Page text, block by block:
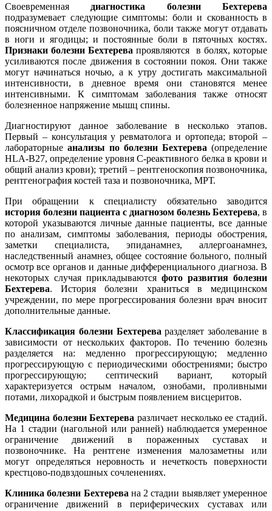
Своевременная диагностика болезни Бехтерева
подразумевает следующие симптомы: боли и скованность в
поясничном отделе позвоночника, боли также могут отдавать
в ноги и ягодицы; и постоянные боли в пяточных костях.
Признаки болезни Бехтерева проявляются в болях, которые
усиливаются после движения в состоянии покоя. Они также
могут начинаться ночью, а к утру достигать максимальной
интенсивности, в дневное время они становятся менее
интенсивными. К симптомам заболевания также относят
болезненное напряжение мышц спины.
Диагностируют данное заболевание в несколько этапов.
Первый – консультация у ревматолога и ортопеда; второй –
лабораторные анализы по болезни Бехтерева (определение
HLA-B27, определение уровня С-реактивного белка в крови и
общий анализ крови); третий – рентгеноскопия позвоночника,
рентгенография костей таза и позвоночника, МРТ.
При обращении к специалисту обязательно заводится
история болезни пациента с диагнозом болезнь Бехтерева, в
которой указываются личные данные пациенты, все данные
по анализам, симптомы заболевания, периоды обострения,
заметки специалиста, эпиданамнез, аллергоанамнез,
наследственный анамнез, общее состояние больного, полный
осмотр все органов и данные дифференциального диагноза. В
некоторых случая прикладываются фото развития болезни
Бехтерева. История болезни храниться в медицинском
учреждении, по мере прогрессирования болезни врач вносит
дополнительные данные.
Классификация болезни Бехтерева разделяет заболевание в
зависимости от нескольких факторов. По течению болезнь
разделяется на: медленно прогрессирующую; медленно
прогрессирующую с периодическими обострениями; быстро
прогрессирующую; септический вариант, который
характеризуется острым началом, ознобами, проливными
потами, лихорадкой и быстрым появлением висцеритов.
Медицина болезни Бехтерева различает несколько ее стадий.
На 1 стадии (нагольной или ранней) наблюдается умеренное
ограничение движений в пораженных суставах и
позвоночнике. На рентгене изменения малозаметны или
могут определяться неровность и нечеткость поверхности
крестцово-подвздошных сочленениях.
Клиника болезни Бехтерева на 2 стадии выявляет умеренное
ограничение движений в периферических суставах или